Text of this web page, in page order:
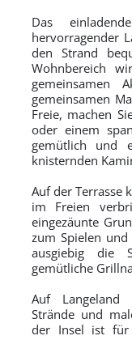
Das
hervorragender
den Strand
Wohnbereich
gemeinsamen
gemeinsamen
Freie, machen
oder einem
gemütlich und
knisternden
Auf der Terrasse
im Freien
eingezäunte
zum Spielen und
ausgiebig die
gemütliche
Auf Langeland
Strände und
der Insel ist für